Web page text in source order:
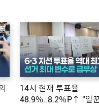
14시 현재 투표율
48.9％..8.2％P↑ "일꾼